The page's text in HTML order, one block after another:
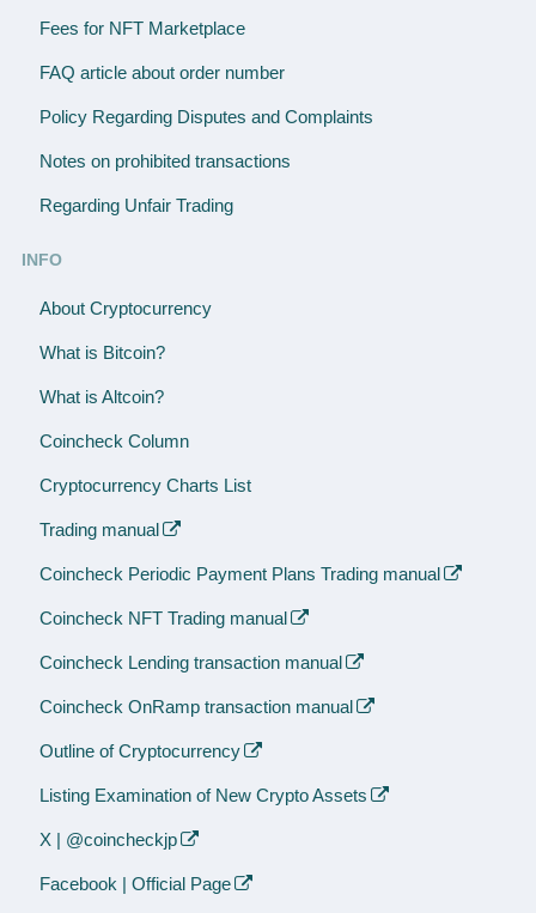
Fees for NFT Marketplace
FAQ article about order number
Policy Regarding Disputes and Complaints
Notes on prohibited transactions
Regarding Unfair Trading
INFO
About Cryptocurrency
What is Bitcoin?
What is Altcoin?
Coincheck Column
Cryptocurrency Charts List
Trading manual
Coincheck Periodic Payment Plans Trading manual
Coincheck NFT Trading manual
Coincheck Lending transaction manual
Coincheck OnRamp transaction manual
Outline of Cryptocurrency
Listing Examination of New Crypto Assets
X | @coincheckjp
Facebook | Official Page